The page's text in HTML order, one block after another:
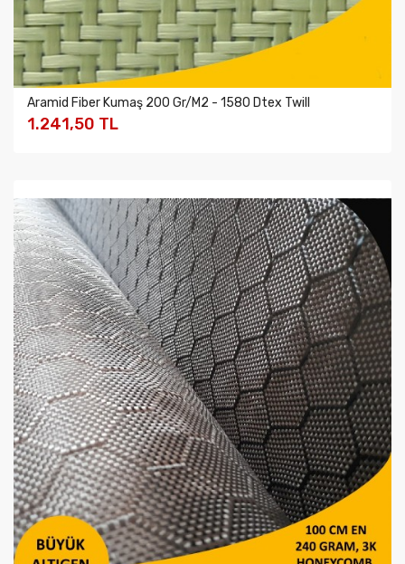
Aramid Fiber Kumaş 200 Gr/m2 - 1580 Dtex Twill
1.241,50 TL